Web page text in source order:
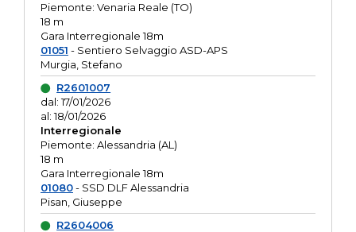
Piemonte: Venaria Reale (TO)
18 m
Gara Interregionale 18m
01051 - Sentiero Selvaggio ASD-APS
Murgia, Stefano
R2601007
dal: 17/01/2026
al: 18/01/2026
Interregionale
Piemonte: Alessandria (AL)
18 m
Gara Interregionale 18m
01080- SSD DLF Alessandria
Pisan, Giuseppe
R2604006